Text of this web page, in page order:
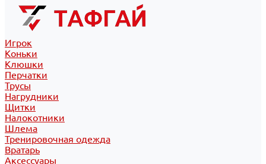
Игрок
Коньки
Клюшки
Перчатки
Трусы
Нагрудники
Щитки
Налокотники
Шлема
Тренировочная одежда
Вратарь
Аксессуары